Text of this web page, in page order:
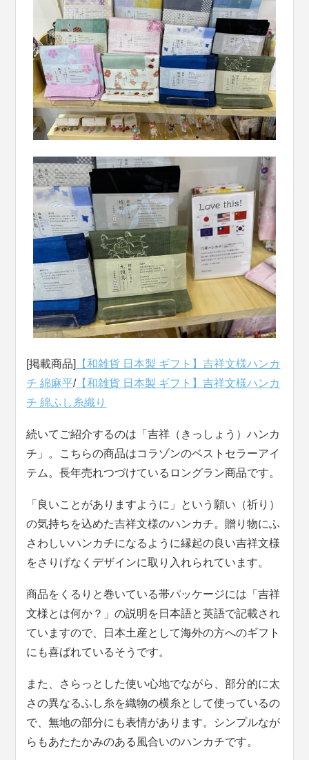
[掲載商品]
【和雑貨 日本製 ギフト】吉祥文様ハンカ
チ 綿麻平/【和雑貨 日本製 ギフト】吉祥文様ハンカ
チ 綿ふし糸織り
続いてご紹介するのは「吉祥（きっしょう）ハンカ
チ」。こちらの商品はコラゾンのベストセラーアイ
テム。長年売れつづけているロングラン商品です。
「良いことがありますように」という願い（祈り）
の気持ちを込めた吉祥文様のハンカチ。贈り物にふ
さわしいハンカチになるように縁起の良い吉祥文様
をさりげなくデザインに取り入れられています。
商品をくるりと巻いている帯パッケージには「吉祥
文様とは何か？」の説明を日本語と英語で記載され
ていますので、日本土産として海外の方へのギフト
にも喜ばれているそうです。
また、さらっとした使い心地でながら、部分的に太
さの異なるふし糸を織物の横糸として使っているの
で、無地の部分にも表情があります。シンプルなが
らもあたたかみのある風合いのハンカチです。